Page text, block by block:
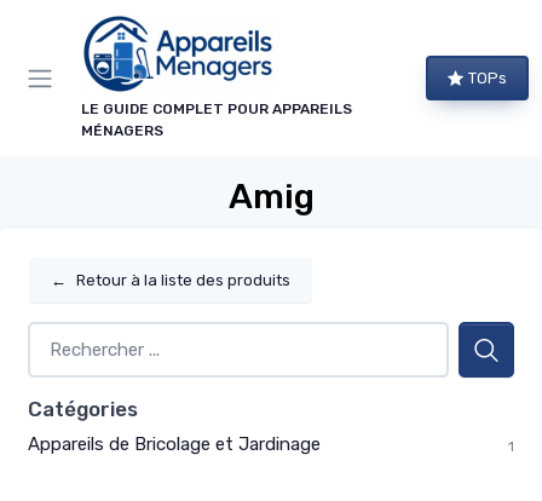
LE GUIDE COMPLET POUR APPAREILS
MÉNAGERS
TOPs
Amig
← Retour à la liste des produits
Catégories
Appareils de Bricolage et Jardinage 1
Panneau de gestion des cookies